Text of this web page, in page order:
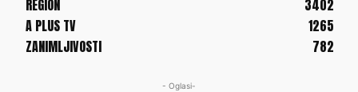
REGION
3402
A PLUS TV
1265
ZANIMLJIVOSTI
782
- Oglasi-